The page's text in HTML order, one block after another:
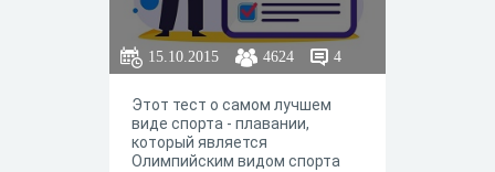
15.10.2015 4624 4
Этот тест о самом лучшем
виде спорта - плавании,
который является
Олимпийским видом спорта